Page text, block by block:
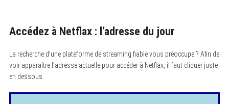
Accédez à Netflax : l’adresse du jour
La recherche d’une plateforme de streaming fiable vous préoccupe ? Afin de
voir apparaître l’adresse actuelle pour accéder à Netflax, il faut cliquer juste
en dessous.